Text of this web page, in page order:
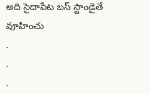
అది సైదాపేట బస్ స్టాండైతే
వూహించు
.
.
.